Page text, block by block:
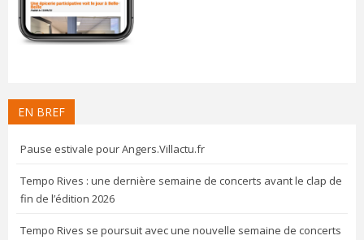
EN BREF
Pause estivale pour Angers.Villactu.fr
Tempo Rives : une dernière semaine de concerts avant le clap de
fin de l’édition 2026
Tempo Rives se poursuit avec une nouvelle semaine de concerts